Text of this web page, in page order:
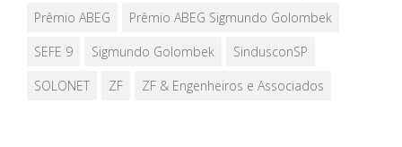
Prêmio ABEG
Prêmio ABEG Sigmundo Golombek
SEFE 9
Sigmundo Golombek
SindusconSP
SOLONET
ZF ZF & Engenheiros e Associados